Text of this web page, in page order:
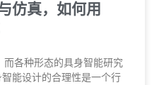
仿真，如何用
各种形态的具身智能研究
能设计的合理性是一个行